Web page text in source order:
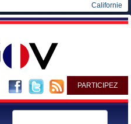
Californie
PARTICIPEZ